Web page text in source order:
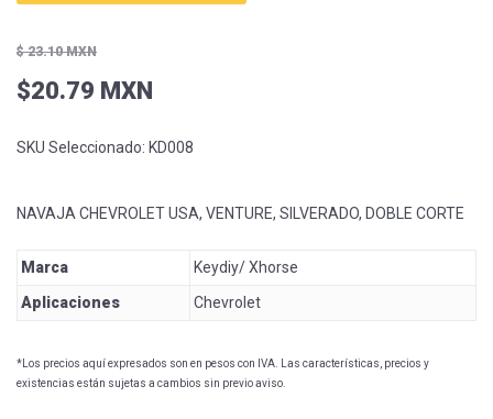
$ 23.10 MXN
$20.79 MXN
SKU Seleccionado: KD008
NAVAJA CHEVROLET USA, VENTURE, SILVERADO, DOBLE CORTE
Marca
Keydiy/ Xhorse
Aplicaciones
Chevrolet
*Los precios aquí expresados son en pesos con IVA. Las características, precios y
existencias están sujetas a cambios sin previo aviso.